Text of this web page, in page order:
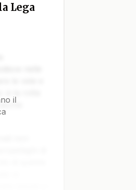
Lega
le vele e
è la rotta
di
di questa
ci
il